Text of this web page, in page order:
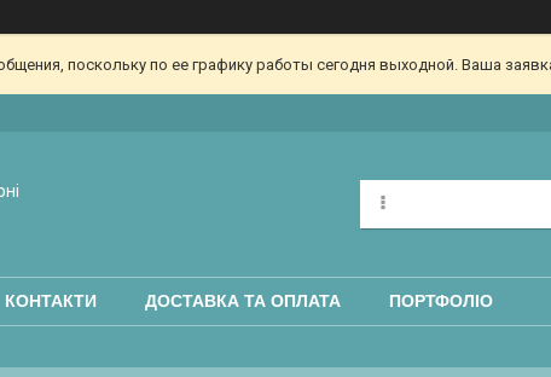
поскольку по ее графику работы сегодня выходной. Ваша
КОНТАКТИ ДОСТАВКА ТА ОПЛАТА ПОРТФОЛІО